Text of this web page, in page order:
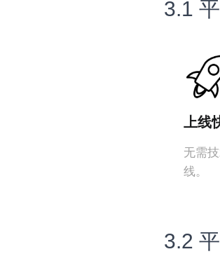
3.1
上线
无需
线。
3.2